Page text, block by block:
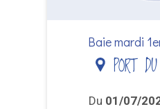
Baie mardi
PORT DU
Du 01/07/